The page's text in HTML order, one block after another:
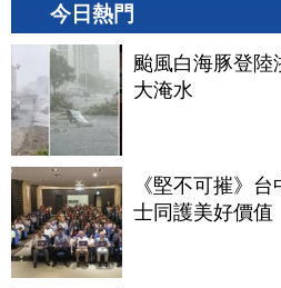
今日熱門
颱風白海豚登陸
大淹水
《堅不可摧》
士同護美好價值